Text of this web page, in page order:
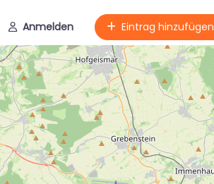
Anmelden Eintrag hinzufügen